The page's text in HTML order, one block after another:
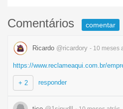
Comentários comentar
Ricardo @ricardory - 10 meses
https://www.reclameaqui.com.br/
+ 2 responder